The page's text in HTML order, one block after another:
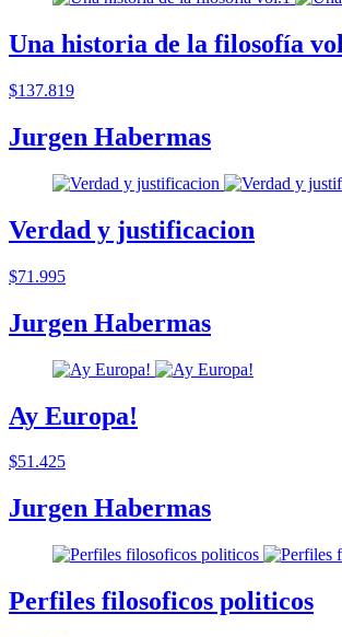
Una historia de la filosofía
$137.819
Jurgen Habermas
Verdad y justificacion
$71.995
Jurgen Habermas
Ay Europa!
$51.425
Jurgen Habermas
Perfiles filosoficos politicos